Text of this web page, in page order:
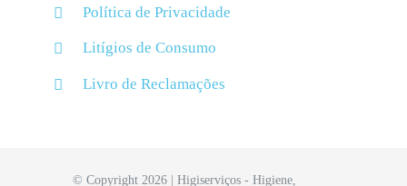
Política de Privacidade
Litígios de Consumo
Livro de Reclamações
© Copyright 2026 | Higiserviços - Higiene,